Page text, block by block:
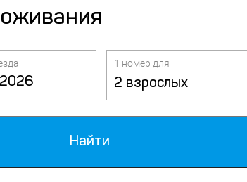
1 номер для
2 взрослых
Найти